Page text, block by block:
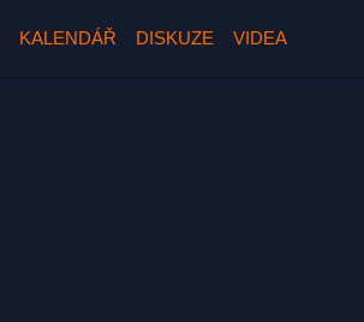
KALENDÁŘ DISKUZE VIDEA